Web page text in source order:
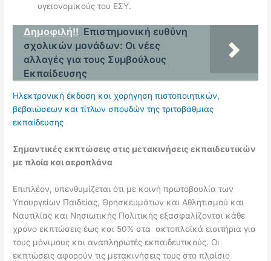
υγειονομικούς του ΕΣΥ.
Δημοφιλή!! Επιστημονική ευθύνη
σχολικών μονάδων: Οι νέες
αλλαγές για τους Συμβούλους
Εκπαίδευσης
Ηλεκτρονική έκδοση και χορήγηση πιστοποιητικών,
βεβαιώσεων και τίτλων σπουδών της τριτοβάθμιας
εκπαίδευσης
Σημαντικές εκπτώσεις στις μετακινήσεις εκπαιδευτικών
με πλοία και αεροπλάνα
Επιπλέον, υπενθυμίζεται ότι με κοινή πρωτοβουλία των
Υπουργείων Παιδείας, Θρησκευμάτων και Αθλητισμού και
Ναυτιλίας και Νησιωτικής Πολιτικής εξασφαλίζονται κάθε
χρόνο εκπτώσεις έως και 50% στα ακτοπλοϊκά εισιτήρια για
τους μόνιμους και αναπληρωτές εκπαιδευτικούς. Οι
εκπτώσεις αφορούν τις μετακινήσεις τους στο πλαίσιο